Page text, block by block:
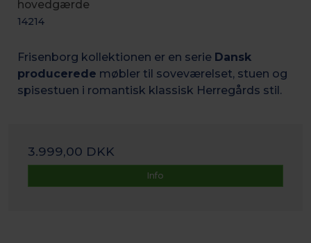
hovedgærde
14214
Frisenborg kollektionen er en serie Dansk
producerede møbler til soveværelset, stuen og
spisestuen i romantisk klassisk Herregårds stil.
3.999,00 DKK
Info